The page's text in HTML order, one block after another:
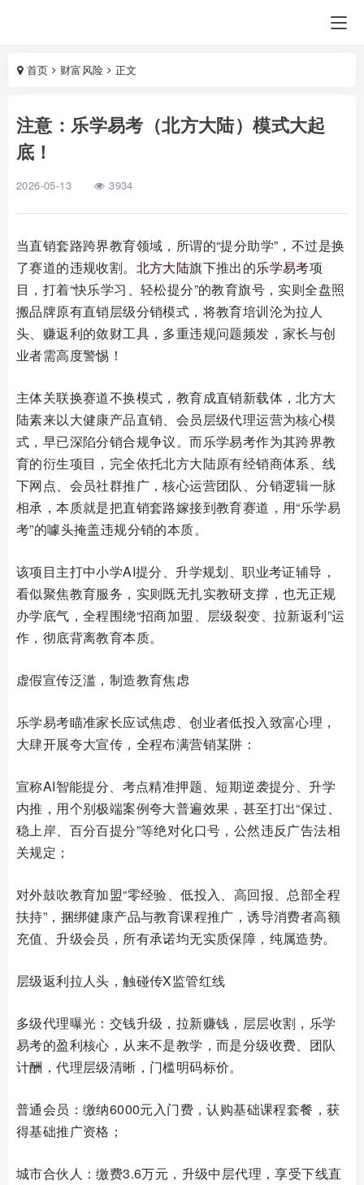
首页 财富风险 正文
注意：乐学易考（北方大陆）模式大起
底！
2026-05-13 3934
当直销套路跨界教育领域，所谓的“提分助学”，不过是换
了赛道的违规收割。 北方大陆旗下推出的乐学易考项
目，打着“快乐学习、轻松提分”的教育旗号，实则全盘照
搬品牌原有直销层级分销模式，将教育培训沦为拉人
头、赚返利的敛财工具，多重违规问题频发，家长与创
业者需高度警惕！
主体关联换赛道不换模式，教育成直销新载体，北方大
陆素来以大健康产品直销、会员层级代理运营为核心模
式，早已深陷分销合规争议。而乐学易考作为其跨界教
育的衍生项目，完全依托北方大陆原有经销商体系、线
下网点、会员社群推广，核心运营团队、分销逻辑一脉
相承，本质就是把直销套路嫁接到教育赛道，用“乐学易
考”的噱头掩盖违规分销的本质。
该项目主打中小学AI提分、升学规划、职业考证辅导，
看似聚焦教育服务，实则既无扎实教研支撑，也无正规
办学底气，全程围绕“招商加盟、层级裂变、拉新返利”运
作，彻底背离教育本质。
虚假宣传泛滥，制造教育焦虑
乐学易考瞄准家长应试焦虑、创业者低投入致富心理，
大肆开展夸大宣传，全程布满营销某阱：
宣称AI智能提分、考点精准押题、短期逆袭提分、升学
内推，用个别极端案例夸大普遍效果，甚至打出“保过、
稳上岸、百分百提分”等绝对化口号，公然违反广告法相
关规定；
对外鼓吹教育加盟“零经验、低投入、高回报、总部全程
扶持”，捆绑健康产品与教育课程推广，诱导消费者高额
充值、升级会员，所有承诺均无实质保障，纯属造势。
层级返利拉人头，触碰传X监管红线
多级代理曝光：交钱升级，拉新赚钱，层层收割，乐学
易考的盈利核心，从来不是教学，而是分级收费、团队
计酬，代理层级清晰，门槛明码标价。
普通会员：缴纳6000元入门费，认购基础课程套餐，获
得基础推广资格；
城市合伙人：缴费3.6万元，升级中层代理，享受下线直